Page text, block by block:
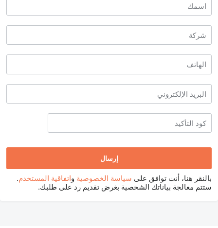
بالنقر هنا، أنت توافق على سياسة الخصوصية واتفاقية المستخدم.
ستتم معالجة بياناتك الشخصية بغرض تقديم رد على طلبك.